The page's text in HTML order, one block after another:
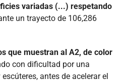
variadas (...) respetando
un trayecto de 106,286
que muestran al A2, de color
con dificultad por una
antes de acelerar el